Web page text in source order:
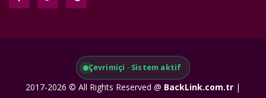
Çevrimiçi · Sistem aktif
2017-2026 © All Rights Reserved @ BackLink.com.tr |